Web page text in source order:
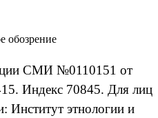
обозрение
СМИ №0110151 от
Индекс 70845. Для лиц
Институт этнологии и